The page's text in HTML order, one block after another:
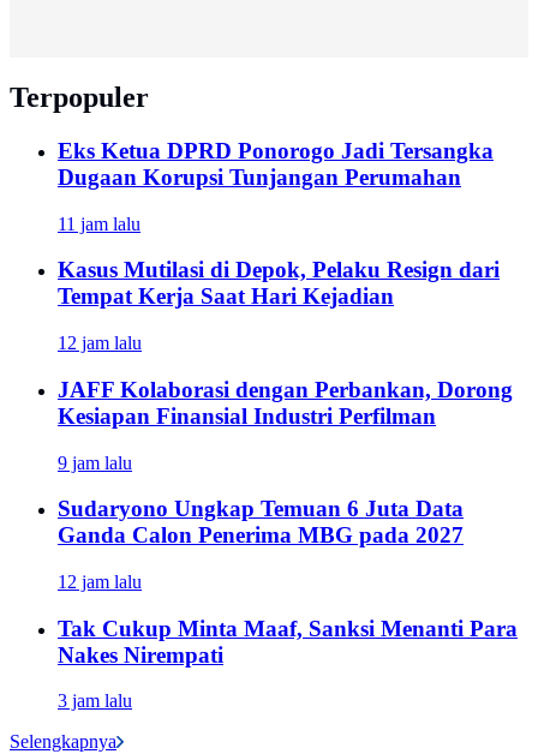
Terpopuler
Eks Ketua DPRD Ponorogo Jadi Tersangka
Dugaan Korupsi Tunjangan Perumahan
11 jam lalu
Kasus Mutilasi di Depok, Pelaku Resign dari
Tempat Kerja Saat Hari Kejadian
12 jam lalu
JAFF Kolaborasi dengan Perbankan, Dorong
Kesiapan Finansial Industri Perfilman
9 jam lalu
Sudaryono Ungkap Temuan 6 Juta Data
Ganda Calon Penerima MBG pada 2027
12 jam lalu
Tak Cukup Minta Maaf, Sanksi Menanti Para
Nakes Nirempati
3 jam lalu
Selengkapnya